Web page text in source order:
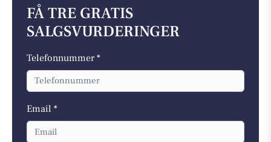
FÅ TRE GRATIS
SALGSVURDERINGER
Telefonnummer *
Email *